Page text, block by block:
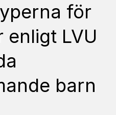
för
enligt LVU
barn